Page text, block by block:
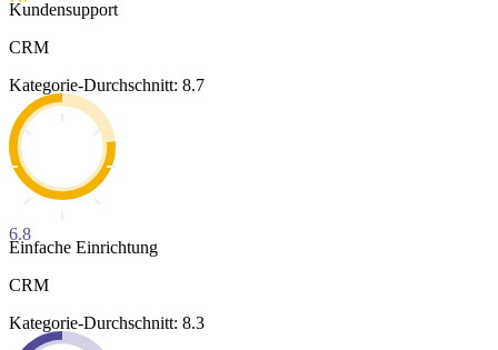
Kundensupport
CRM
Kategorie-Durchschnitt: 8.7
6.8
Einfache Einrichtung
CRM
Kategorie-Durchschnitt: 8.3